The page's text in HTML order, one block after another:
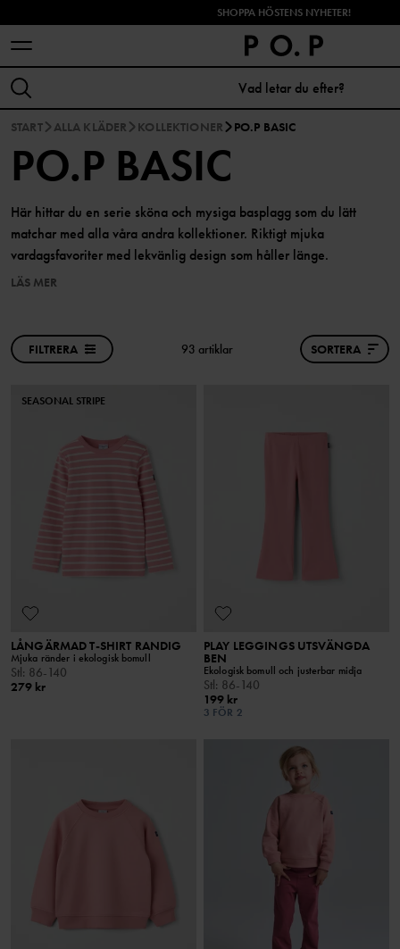
SHOPPA HÖSTENS NYHETER!
START ALLA KLÄDER KOLLEKTIONER PO.P BASIC
PO.P BASIC
Här hittar du en serie sköna och mysiga basplagg som du lätt
matchar med alla våra andra kollektioner. Riktigt mjuka
vardagsfavoriter med lekvänlig design som håller länge.
LÄS MER
FILTRERA 93 artiklar SORTERA
SEASONAL STRIPE
LÅNGÄRMAD T-SHIRT RANDIG
Mjuka ränder i ekologisk bomull
Stl : 86-140
279 kr
PLAY LEGGINGS UTSVÄNGDA
BEN
Ekologisk bomull och justerbar midja
Stl : 86-140
199 kr
3 FÖR 2